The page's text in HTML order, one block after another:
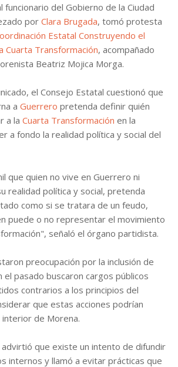
funcionario del Gobierno de la Ciudad
por Clara Brugada, tomó protesta
Estatal Construyendo el
Cuarta Transformación, acompañado
Beatriz Mojica Morga.
el Consejo Estatal cuestionó que
a Guerrero pretenda definir quién
a la Cuarta Transformación en la
a fondo la realidad política y social del
que quien no vive en Guerrero ni
realidad política y social, pretenda
como si se tratara de un feudo,
puede o no representar el movimiento
señaló el órgano partidista.
preocupación por la inclusión de
pasado buscaron cargos públicos
contrarios a los principios del
que estas acciones podrían
de Morena.
advirtió que existe un intento de difundir
internos y llamó a evitar prácticas que